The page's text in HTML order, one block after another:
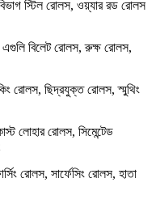
স্টিল রোলস, ওয়্যার রড রোলস
বিলেট রোলস, রুক্ষ রোলস,
রোলস, ছিদ্রযুক্ত রোলস, স্মুথিং
লোহার রোলস, সিমেন্টেড
রোলস, সার্ফেসিং রোলস, হাতা